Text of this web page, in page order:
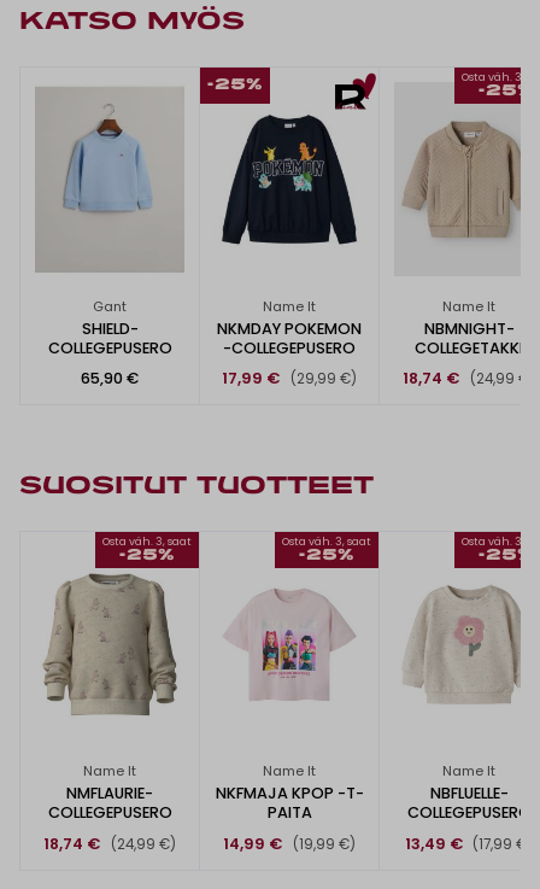
KATSO MYÖS
Gant
SHIELD-
COLLEGEPUSERO
65,90 €
-25%
Name It
NKMDAY POKEMON
-COLLEGEPUSERO
17,99 €
(29,99 €)
Osta väh. 3,
-25%
Name It
NBMNIGHT-
COLLEGETAKKI
18,74 €
(24,99 €)
SUOSITUT TUOTTEET
Osta väh. 3, saat
-25%
Name It
NMFLAURIE-
COLLEGEPUSERO
18,74 €
(24,99 €)
Osta väh. 3, saat
-25%
Name It
NKFMAJA KPOP -T-
PAITA
14,99 €
(19,99 €)
Osta väh. 3,
-25%
Name It
NBFLUELLE-
COLLEGEPUSERO
13,49 € (17,99 €)